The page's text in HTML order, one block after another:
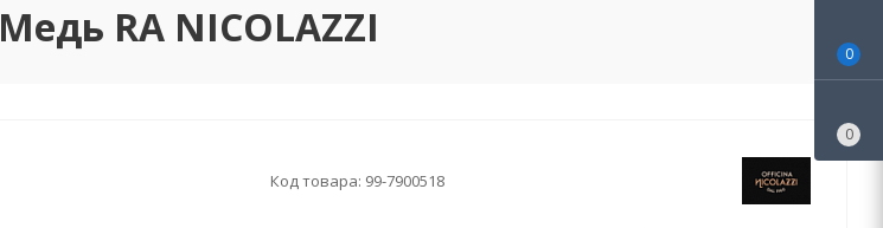
RA NICOLAZZI
Код товара: 99-7900518
0
0